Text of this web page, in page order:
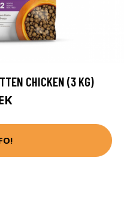
CHICKEN (3 KG)